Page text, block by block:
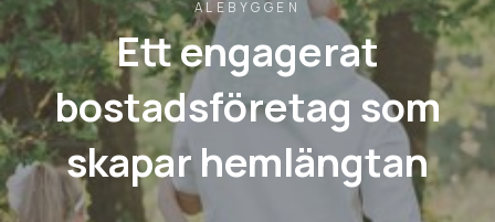
ALEBYGGEN
Ett engagerat
bostadsföretag som
skapar hemlängtan